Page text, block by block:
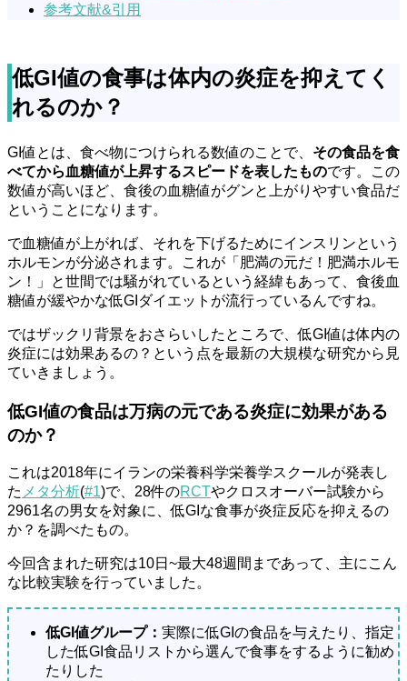
参考文献&引用
低GI値の食事は体内の炎症を抑えてく
れるのか？
GI値とは、食べ物につけられる数値のことで、 その食品を食
べてから血糖値が上昇するスピードを表したものです。この
数値が高いほど、食後の血糖値がグンと上がりやすい食品だ
ということになります。
で血糖値が上がれば、それを下げるためにインスリンという
ホルモンが分泌されます。これが「肥満の元だ！肥満ホルモ
ン！」と世間では騒がれているという経緯もあって、食後血
糖値が緩やかな低GIダイエットが流行っているんですね。
ではザックリ背景をおさらいしたところで、低GI値は体内の
炎症には効果あるの？という点を最新の大規模な研究から見
ていきましょう。
低GI値の食品は万病の元である炎症に効果がある
のか？
これは2018年にイランの栄養科学栄養学スクールが発表し
た メタ分析(#1)で、28件のRCTやクロスオーバー試験から
2961名の男女を対象に、低GIな食事が炎症反応を抑えるの
か？を調べたもの。
今回含まれた研究は10日~最大48週間まであって、主にこん
な比較実験を行っていました。
低GI値グループ： 実際に低GIの食品を与えたり、指定
した低GI食品リストから選んで食事をするように勧め
たりした